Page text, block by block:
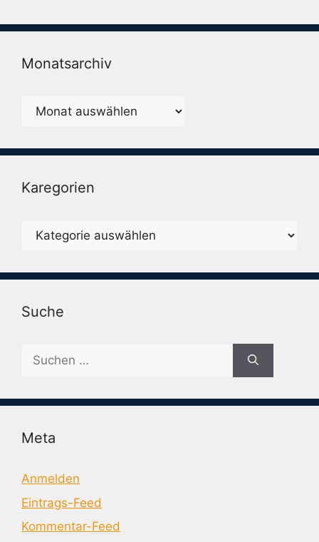
Monatsarchiv
Monatsarchiv
Karegorien
Karegorien
Suche
Suche
nach:
Meta
Anmelden
Eintrags-Feed
Kommentar-Feed